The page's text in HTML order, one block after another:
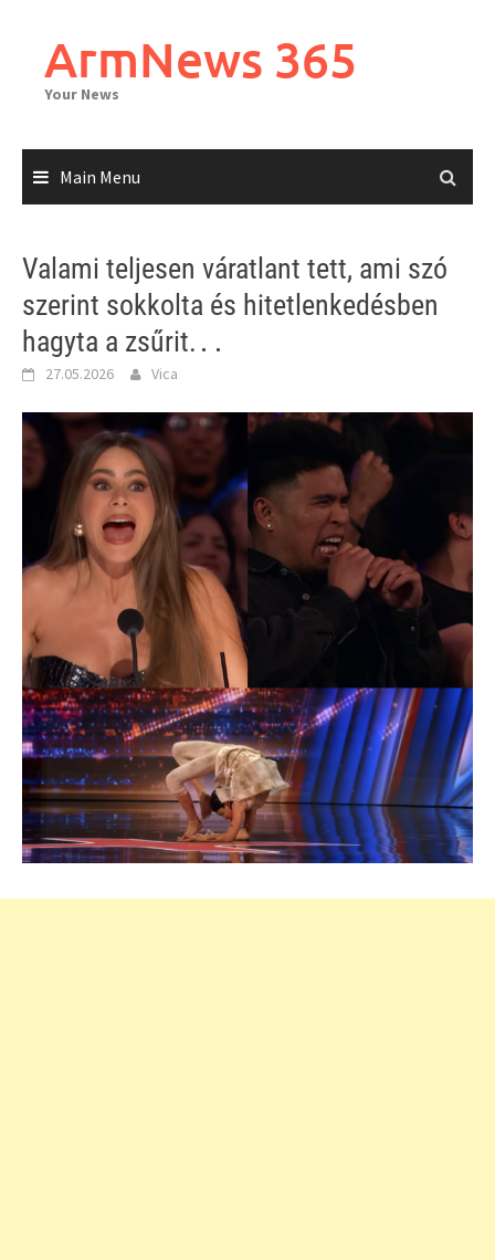
contentArmNews 365
Your News
Main Menu
Valami teljesen váratlant tett, ami szó
szerint sokkolta és hitetlenkedésben
hagyta a zsűrit.․․
27.05.2026 Vica